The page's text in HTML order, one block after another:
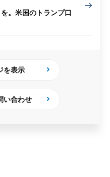
。米国のトランプ口
を表示
い合わせ